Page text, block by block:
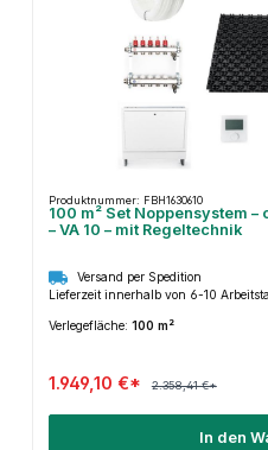
Produktnummer: FBH1630610
100 m² Set Noppensystem –
– VA 10 – mit Regeltechnik
Versand per Spedition
Lieferzeit innerhalb von 6-10
Verlegefläche: 100 m²
1.949,10 €* 2.358,41 €*
In den